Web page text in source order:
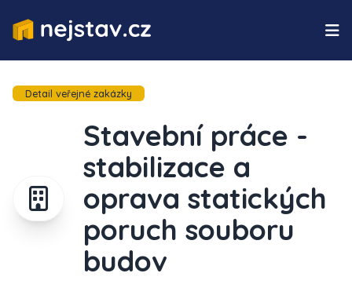
Detail veřejné zakázky
Stavební práce -
stabilizace a
oprava statických
poruch souboru
budov